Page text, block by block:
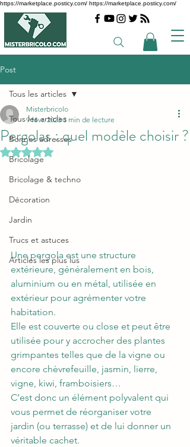
https://marketplace.posticy.com/ https://marketplace.posticy.com/
Post
Tous les articles
Bonnes adresses
Bricolage
Bricolage & techno
Décoration
Jardin
Trucs et astuces
Articles les plus lus
Tous les articles
Pergolas : quel modèle choisir ?
Misterbricolo
9 févr. 2023 3 min de lecture
Noté NaN étoiles sur 5.
Une pergola est une structure
extérieure, généralement en bois,
aluminium ou en métal, utilisée en
extérieur pour agrémenter votre
habitation.
Elle est couverte ou close et peut être
utilisée pour y accrocher des plantes
grimpantes telles que de la vigne ou
encore chèvrefeuille, jasmin, lierre,
vigne, kiwi, framboisiers…
C’est donc un élément polyvalent qui
vous permet de réorganiser votre
jardin (ou terrasse) et de lui donner un
véritable cachet.